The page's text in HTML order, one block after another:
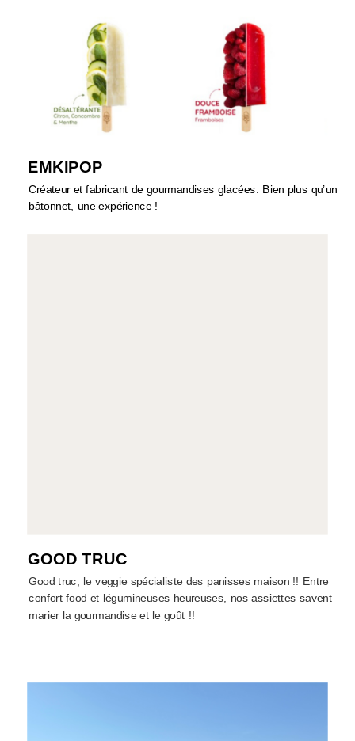
EMKIPOP
Créateur et fabricant de gourmandises glacées. Bien plus qu’un
bâtonnet, une expérience !
GOOD TRUC
Good truc, le veggie spécialiste des panisses maison !! Entre
confort food et légumineuses heureuses, nos assiettes savent
marier la gourmandise et le goût !!